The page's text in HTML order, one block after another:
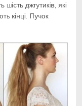
джгутиків, які
кінці. Пучок